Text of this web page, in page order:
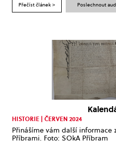
Přečíst článek > Poslechnout
HISTORIE | ČERVEN 2024
Přinášíme vám další informace
Příbrami. Foto: SOkA Příbram